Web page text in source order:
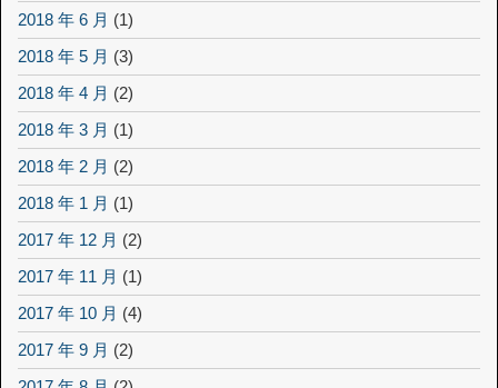
2018 年 6 月 (1)
2018 年 5 月 (3)
2018 年 4 月 (2)
2018 年 3 月 (1)
2018 年 2 月 (2)
2018 年 1 月 (1)
2017 年 12 月 (2)
2017 年 11 月 (1)
2017 年 10 月 (4)
2017 年 9 月 (2)